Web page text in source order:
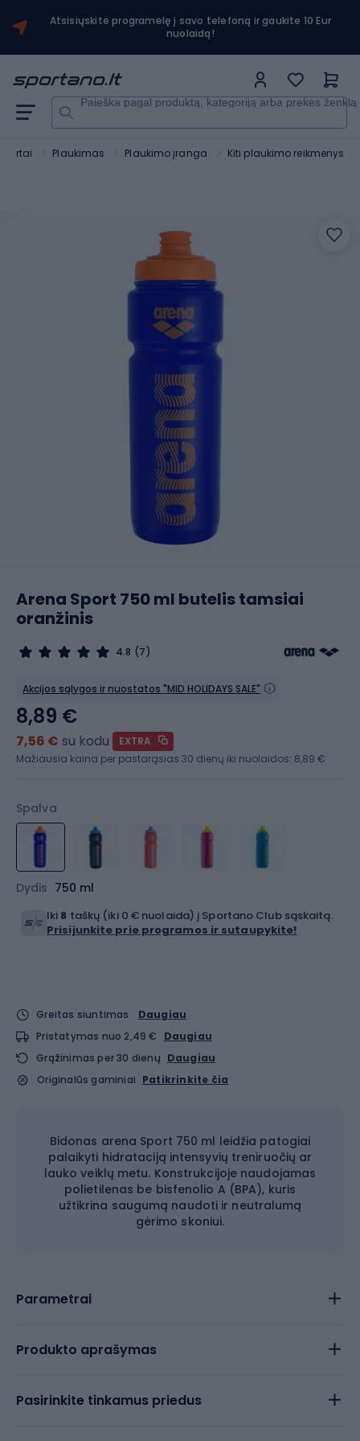
Atsisiųskite programėlę į savo telefoną ir gaukite 10 Eur
nuolaidą!
Paieška pagal produktą, kategoriją arba prekės ženklą
Plaukimas Plaukimo įranga Kiti plaukimo reikmenys
Arena Sport 750 ml butelis tamsiai
oranžinis
4.8 (7)
Akcijos sąlygos ir nuostatos "MID HOLIDAYS SALE"
Spalva
Dydis 750 ml
8,89 €
7,56 € su kodu
EXTRA
Mažiausia kaina per pastarąsias 30 dienų iki nuolaidos: 8,89 €
Iki 8 taškų (iki 0 € nuolaida) į Sportano Club sąskaitą.
Prisijunkite prie programos ir sutaupykite!
Greitas siuntimas
Daugiau
Pristatymas nuo 2,49 €
Daugiau
Grąžinimas per 30 dienų Daugiau
Originalūs gaminiai Patikrinkite čia
Bidonas arena Sport 750 ml leidžia patogiai
palaikyti hidrataciją intensyvių treniruočių ar
lauko veiklų metu. Konstrukcijoje naudojamas
polietilenas be bisfenolio A (BPA), kuris
užtikrina saugumą naudoti ir neutralumą
gėrimo skoniui.
Parametrai
Produkto aprašymas
Pasirinkite tinkamus priedus